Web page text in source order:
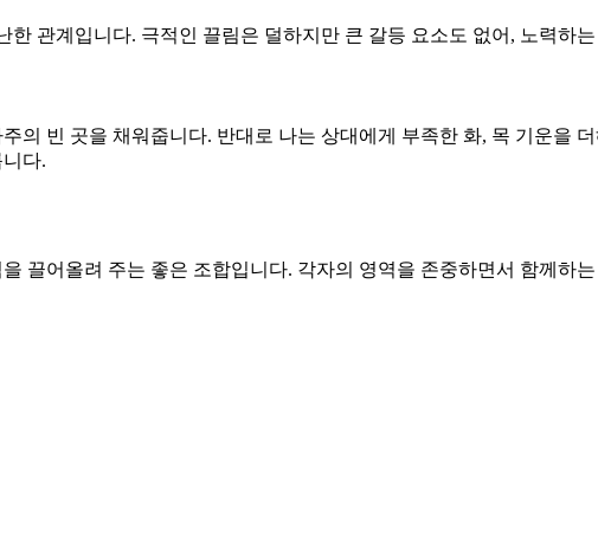
한 관계입니다. 극적인 끌림은 덜하지만 큰 갈등 요소도 없어, 노력하
의 빈 곳을 채워줍니다. 반대로 나는 상대에게 부족한 화, 목 기운을
다.
끌어올려 주는 좋은 조합입니다. 각자의 영역을 존중하면서 함께하